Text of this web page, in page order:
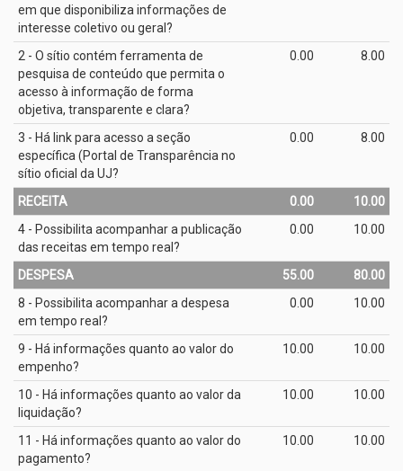
em que disponibiliza informações de
interesse coletivo ou geral?
2 - O sítio contém ferramenta de
pesquisa de conteúdo que permita o
acesso à informação de forma
objetiva, transparente e clara?
0.00 8.00
3 - Há link para acesso a seção
específica (Portal de Transparência no
sítio oficial da UJ?
0.00 8.00
RECEITA 0.00
10.00
4 - Possibilita acompanhar a publicação
das receitas em tempo real?
0.00 10.00
DESPESA 55.00
80.00
8 - Possibilita acompanhar a despesa
em tempo real?
0.00 10.00
9 - Há informações quanto ao valor do
empenho?
10.00 10.00
10 - Há informações quanto ao valor da
liquidação?
10.00 10.00
11 - Há informações quanto ao valor do
pagamento?
10.00 10.00